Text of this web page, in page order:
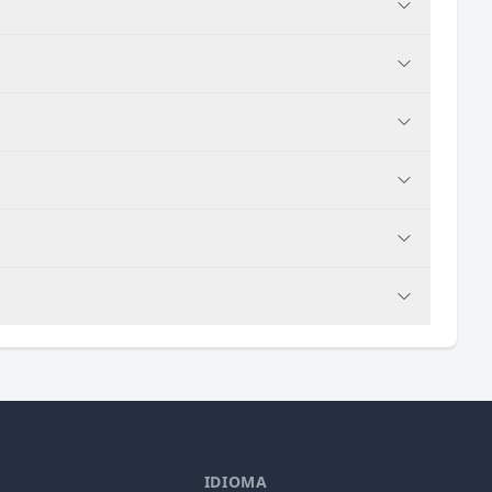
IDIOMA